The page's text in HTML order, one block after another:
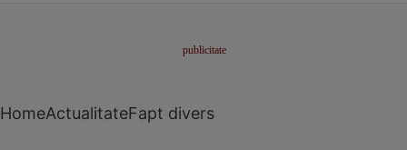
HomeActualitateFapt divers